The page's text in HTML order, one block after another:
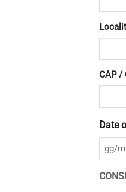
CAP /
Date
GG
slash